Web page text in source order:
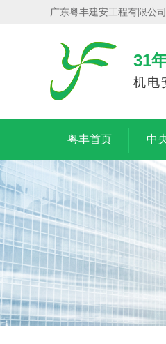
广东粤丰建安工程有限公
31
机电
粤丰首页 中